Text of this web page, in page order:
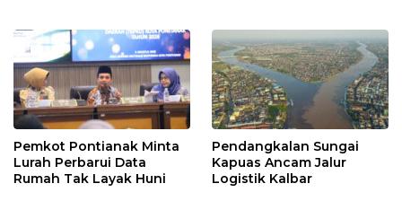
Pemkot Pontianak Minta
Lurah Perbarui Data
Rumah Tak Layak Huni
Pendangkalan Sungai
Kapuas Ancam Jalur
Logistik Kalbar